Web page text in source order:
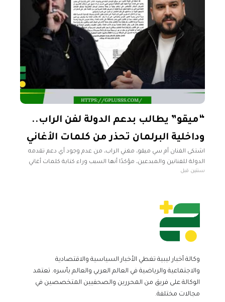
“ميقو” يطالب بدعم الدولة لفن الراب..
وداخلية البرلمان تحذر من كلمات الأغاني
اشتكى الفنان أم سي ميقو، مغني الراب، من عدم وجود أي دعم تقدمه
الدولة للفنانين والمبدعين، مؤكدًا أنها السبب وراء كتابة كلمات أغاني
أكثر جرأة وعنفًا مما يلزم. وأضاف ميقو،
سنتين قبل
وكالة أخبار ليبية تغطي الأخبار السياسية والاقتصادية
والاجتماعية والرياضية في العالم العربي والعالم بأسره. تعتمد
الوكالة على فريق من المحررين والصحفيين المتخصصين في
مجالات مختلفة.